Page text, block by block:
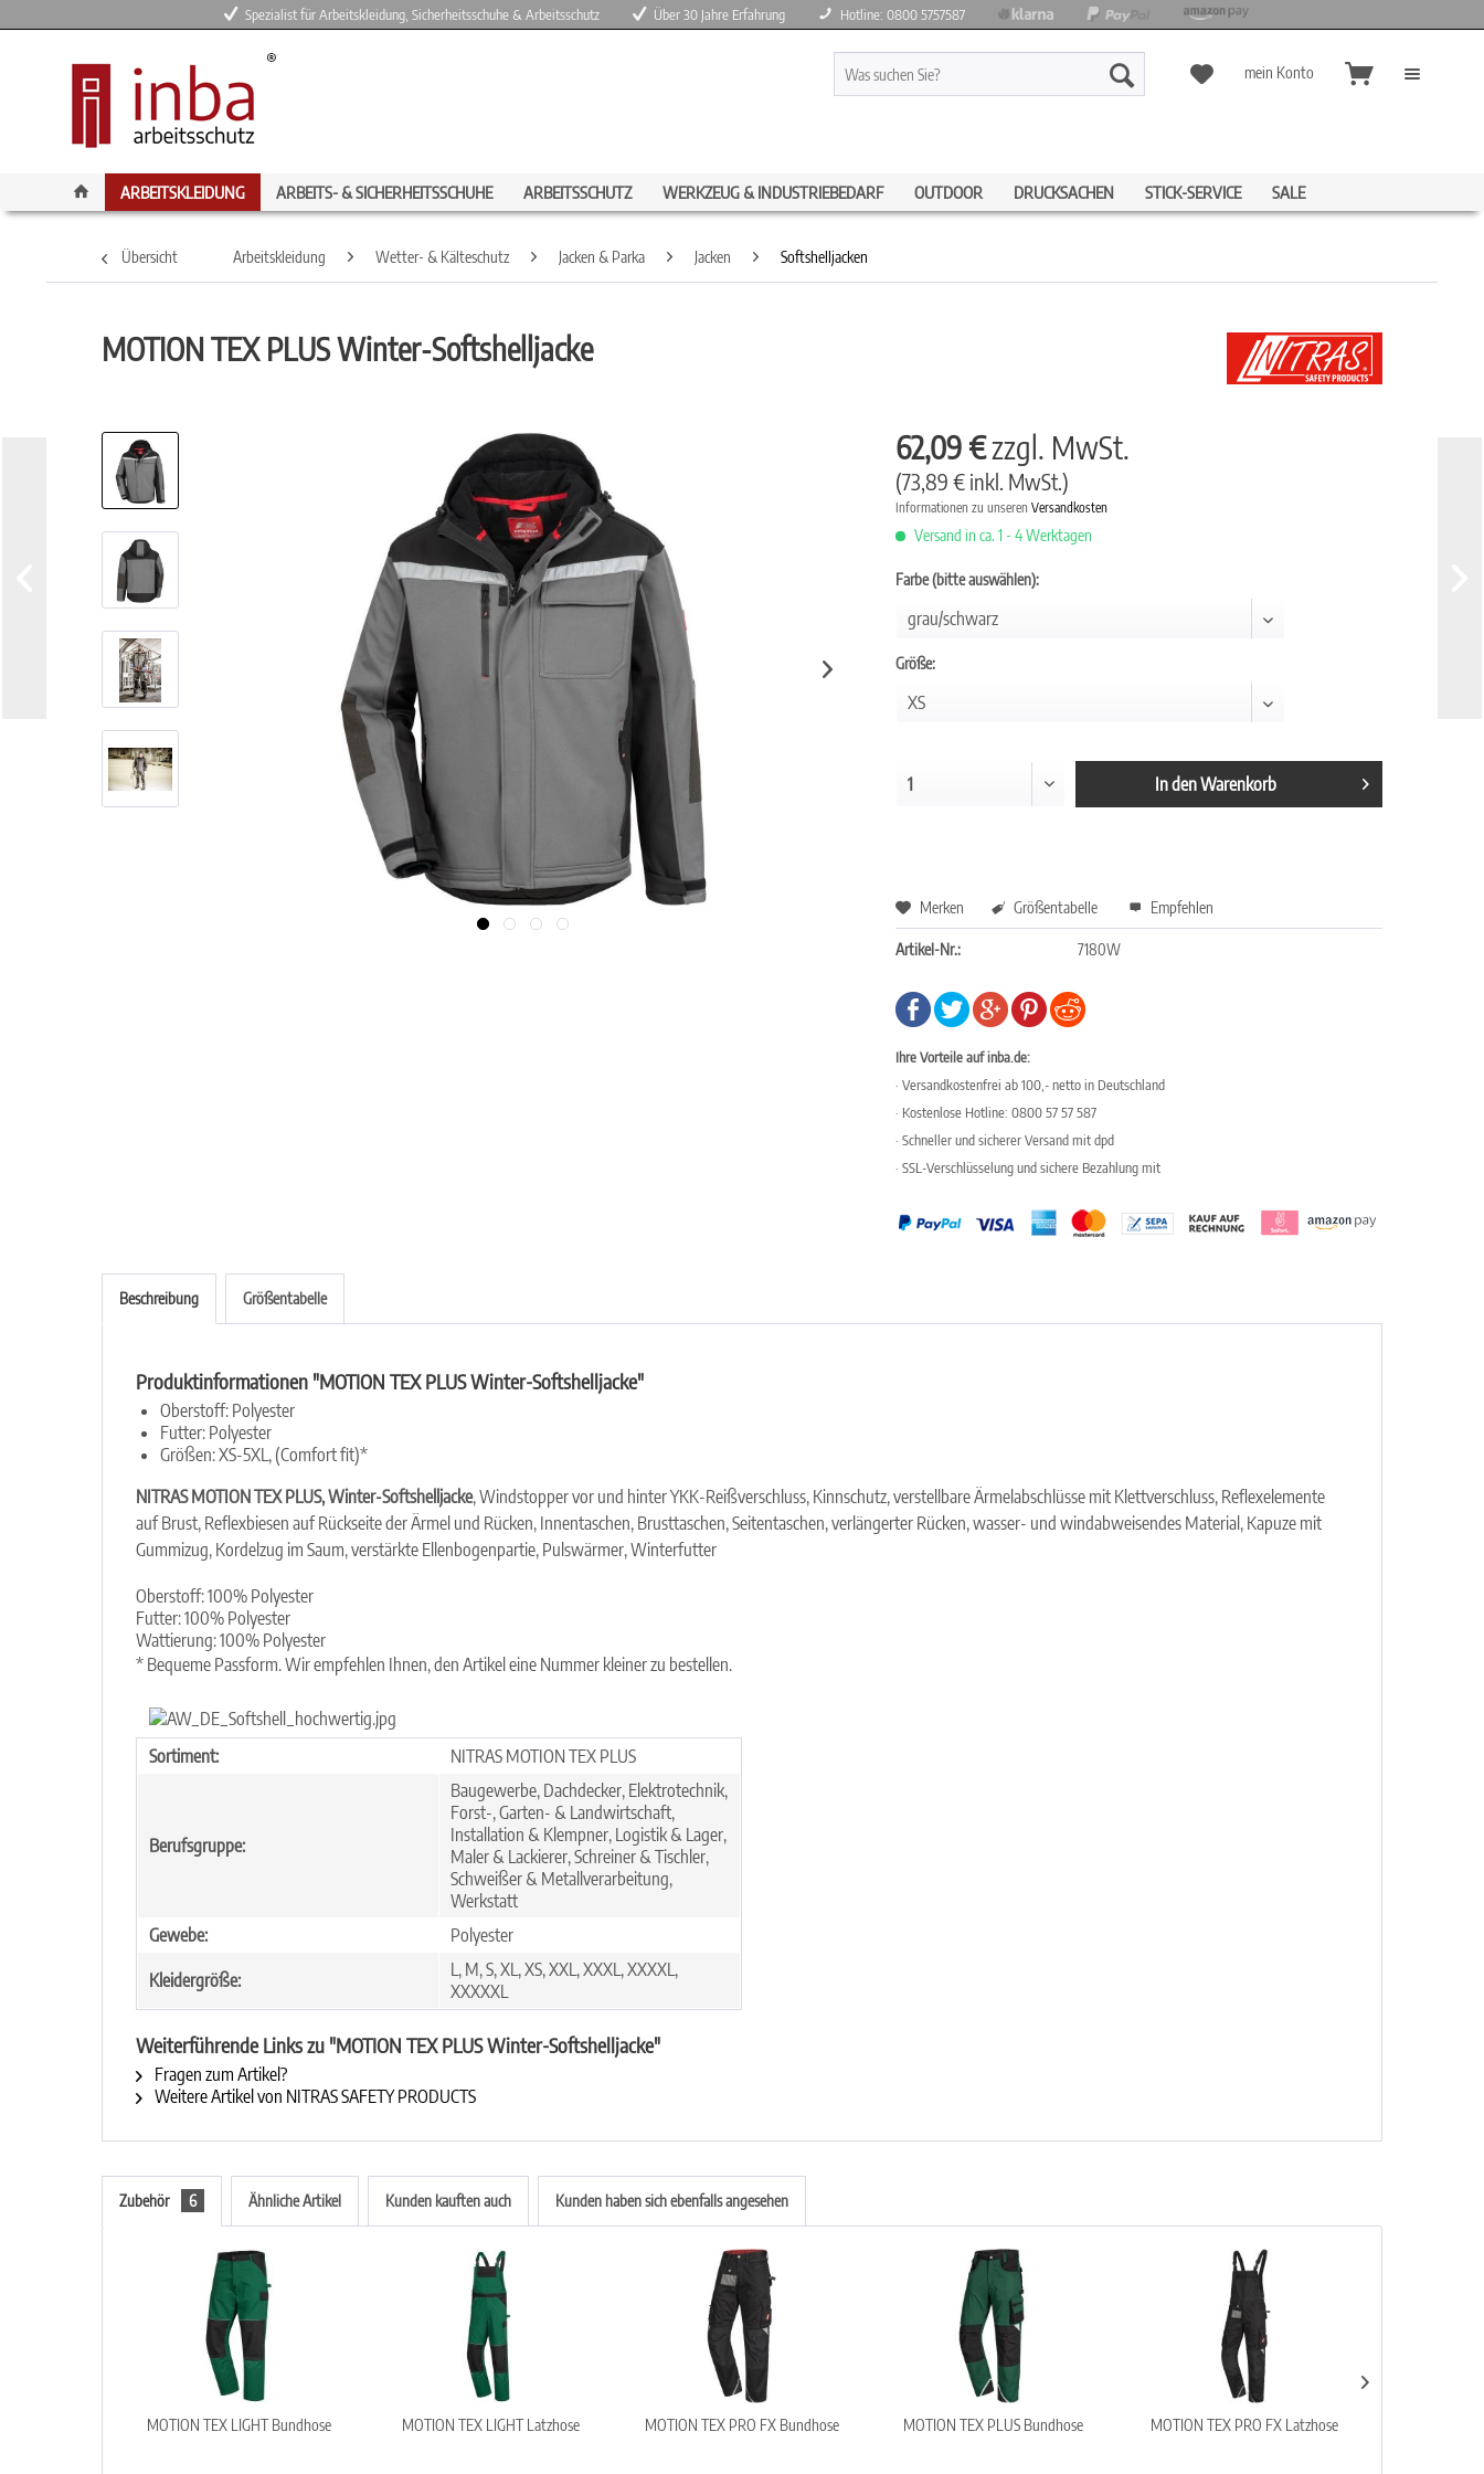
Spezialist für Arbeitskleidung, Sicherheitsschuhe & Arbeitsschutz Über 30 Jahre Erfahrung Hotline: 0800 5757587
mein Konto
ARBEITSKLEIDUNG ARBEITS- & SICHERHEITSSCHUHE ARBEITSSCHUTZ WERKZEUG & INDUSTRIEBEDARF OUTDOOR DRUCKSACHEN STICK-SERVICE SALE
Übersicht Arbeitskleidung Wetter- & Kälteschutz Jacken & Parka Jacken Softshelljacken
MOTION TEX PLUS Winter-Softshelljacke
62,09 €zzgl. MwSt.
(73,89 € inkl. MwSt.)
Informationen zu unserenVersandkosten
Versand in ca. 1 - 4 Werktagen
Farbe (bitte auswählen):
Größe:
In denWarenkorb
Größentabelle
Merken Empfehlen
Artikel-Nr.: 7180W
Ihre Vorteile auf inba.de:
· Versandkostenfrei ab 100,- netto in Deutschland
· Kostenlose Hotline: 0800 57 57 587
· Schneller und sicherer Versand mit dpd
· SSL-Verschlüsselung und sichere Bezahlung mit
Beschreibung Größentabelle
Produktinformationen "MOTION TEX PLUS Winter-Softshelljacke"
Oberstoff: Polyester
Futter: Polyester
Größen:XS-5XL, (Comfort fit)*
NITRAS MOTION TEX PLUS, Winter-Softshelljacke, Windstopper vor und hinter YKK-Reißverschluss, Kinnschutz, verstellbare Ärmelabschlüsse mit Klettverschluss, Reflexelemente
auf Brust, Reflexbiesen auf Rückseite der Ärmel und Rücken, Innentaschen, Brusttaschen, Seitentaschen, verlängerter Rücken, wasser- und windabweisendes Material, Kapuze mit
Gummizug, Kordelzug im Saum, verstärkte Ellenbogenpartie, Pulswärmer, Winterfutter
Oberstoff: 100% Polyester
Futter: 100% Polyester
Wattierung: 100% Polyester
* Bequeme Passform. Wir empfehlen Ihnen, den Artikel eine Nummer kleiner zu bestellen.
Sortiment: NITRAS MOTION TEX PLUS
Berufsgruppe:
Baugewerbe, Dachdecker, Elektrotechnik,
Forst-, Garten- & Landwirtschaft,
Installation & Klempner, Logistik & Lager,
Maler & Lackierer, Schreiner & Tischler,
Schweißer & Metallverarbeitung,
Werkstatt
Gewebe:
Polyester
Kleidergröße:
L, M, S, XL, XS, XXL, XXXL, XXXXL,
XXXXXL
Weiterführende Links zu "MOTION TEX PLUS Winter-Softshelljacke"
Fragen zum Artikel?
Weitere Artikel von NITRAS SAFETY PRODUCTS
Zubehör 6 Ähnliche Artikel Kunden kauften auch Kunden haben sich ebenfalls angesehen
MOTION TEX LIGHT Bundhose MOTION TEX LIGHT Latzhose MOTION TEX PRO FX Bundhose MOTION TEX PLUS Bundhose MOTION TEX PRO FX Latzhose